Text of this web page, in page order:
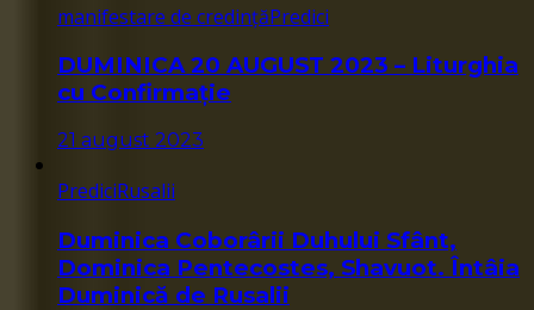
manifestare de credințăPredici
DUMINICA 20 AUGUST 2023 – Liturghia
cu Confirmație
21 august 2023
PrediciRusalii
Duminica Coborârii Duhului Sfânt,
Dominica Pentecostes, Shavuot. Întâia
Duminică de Rusalii